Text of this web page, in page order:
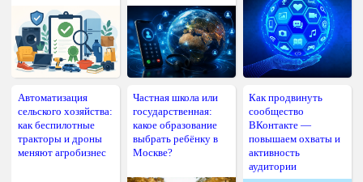
Автоматизация
сельского хозяйства:
как беспилотные
тракторы и дроны
меняют агробизнес
Частная школа или
государственная:
какое образование
выбрать ребёнку в
Москве?
Как продвинуть
сообщество
ВКонтакте —
повышаем охваты и
активность
аудитории